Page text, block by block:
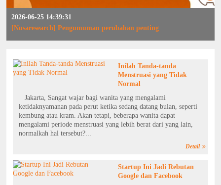
2026-06-25 14:39:31
[Nusaresearch] Pengumuman perubahan penting
Inilah Tanda-tanda
Menstruasi yang Tidak
Normal
Jakarta, Sangat wajar bagi wanita yang mengalami
ketidaknyamanan pada perut ketika sedang datang bulan, seperti
kembung atau kram. Akan tetapi, beberapa wanita dapat
mengalami periode menstruasi yang lebih berat dari yang lain,
normalkah hal tersebut?...
Detail
Startup Ini Jadi Rebutan
Google dan Facebook